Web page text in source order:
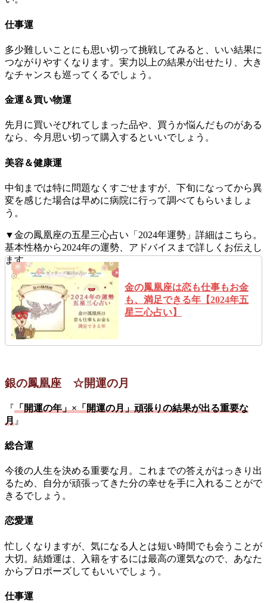
仕事運
多少難しいことにも思い切って挑戦してみると、いい結果に
つながりやすくなります。実力以上の結果が出せたり、大き
なチャンスも巡ってくるでしょう。
金運＆買い物運
先月に買いそびれてしまった品や、買うか悩んだものがある
なら、今月思い切って購入するといいでしょう。
美容＆健康運
中旬までは特に問題なくすごせますが、下旬になってから異
変を感じた場合は早めに病院に行って調べてもらいましょ
う。
▼金の鳳凰座の五星三心占い「2024年運勢」詳細はこちら。
基本性格から2024年の運勢、アドバイスまで詳しくお伝えし
ます。
金の鳳凰座は恋も仕事もお金
も、満足できる年【2024年五
星三心占い】
銀の鳳凰座 ☆開運の月
『「開運の年」×「開運の月」頑張りの結果が出る重要な
月 』
総合運
今後の人生を決める重要な月。これまでの答えがはっきり出
るため、自分が頑張ってきた分の幸せを手に入れることがで
きるでしょう。
恋愛運
忙しくなりますが、気になる人とは短い時間でも会うことが
大切。結婚運は、入籍をするには最高の運気なので、あなた
からプロポーズしてもいいでしょう。
仕事運